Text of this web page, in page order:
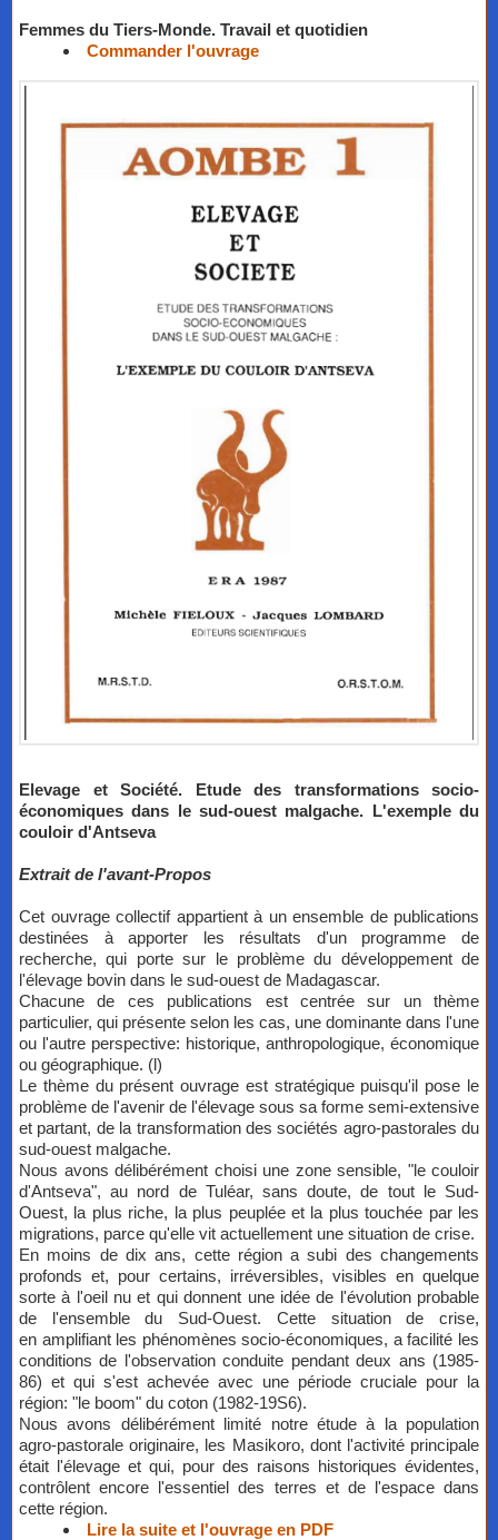
Femmes du Tiers-Monde. Travail et quotidien
Commander l'ouvrage
Elevage et Société. Etude des transformations socio-
économiques dans le sud-ouest malgache. L'exemple du
couloir d'Antseva
Extrait de l'avant-Propos
Cet ouvrage collectif appartient à un ensemble de publications
destinées à apporter les résultats d'un programme de
recherche, qui porte sur le problème du développement de
l'élevage bovin dans le sud-ouest de Madagascar.
Chacune de ces publications est centrée sur un thème
particulier, qui présente selon les cas, une dominante dans l'une
ou l'autre perspective: historique, anthropologique, économique
ou géographique. (l)
Le thème du présent ouvrage est stratégique puisqu'il pose le
problème de l'avenir de l'élevage sous sa forme semi-extensive
et partant, de la transformation des sociétés agro-pastorales du
sud-ouest malgache.
Nous avons délibérément choisi une zone sensible, "le couloir
d'Antseva", au nord de Tuléar, sans doute, de tout le Sud-
Ouest, la plus riche, la plus peuplée et la plus touchée par les
migrations, parce qu'elle vit actuellement une situation de crise.
En moins de dix ans, cette région a subi des changements
profonds et, pour certains, irréversibles, visibles en quelque
sorte à l'oeil nu et qui donnent une idée de l'évolution probable
de l'ensemble du Sud-Ouest. Cette situation de crise,
en amplifiant les phénomènes socio-économiques, a facilité les
conditions de l'observation conduite pendant deux ans (1985-
86) et qui s'est achevée avec une période cruciale pour la
région: "le boom" du coton (1982-19S6).
Nous avons délibérément limité notre étude à la population
agro-pastorale originaire, les Masikoro, dont l'activité principale
était l'élevage et qui, pour des raisons historiques évidentes,
contrôlent encore l'essentiel des terres et de l'espace dans
cette région.
Lire la suite et l'ouvrage en PDF